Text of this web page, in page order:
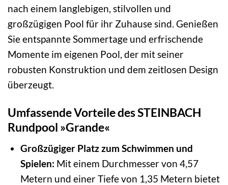
nach einem langlebigen, stilvollen und
großzügigen Pool für ihr Zuhause sind. Genießen
Sie entspannte Sommertage und erfrischende
Momente im eigenen Pool, der mit seiner
robusten Konstruktion und dem zeitlosen Design
überzeugt.
Umfassende Vorteile des STEINBACH
Rundpool »Grande«
Großzügiger Platz zum Schwimmen und
Spielen: Mit einem Durchmesser von 4,57
Metern und einer Tiefe von 1,35 Metern bietet